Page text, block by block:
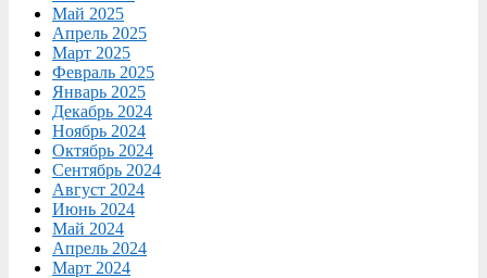
Май 2025
Апрель 2025
Март 2025
Февраль 2025
Январь 2025
Декабрь 2024
Ноябрь 2024
Октябрь 2024
Сентябрь 2024
Август 2024
Июнь 2024
Май 2024
Апрель 2024
Март 2024